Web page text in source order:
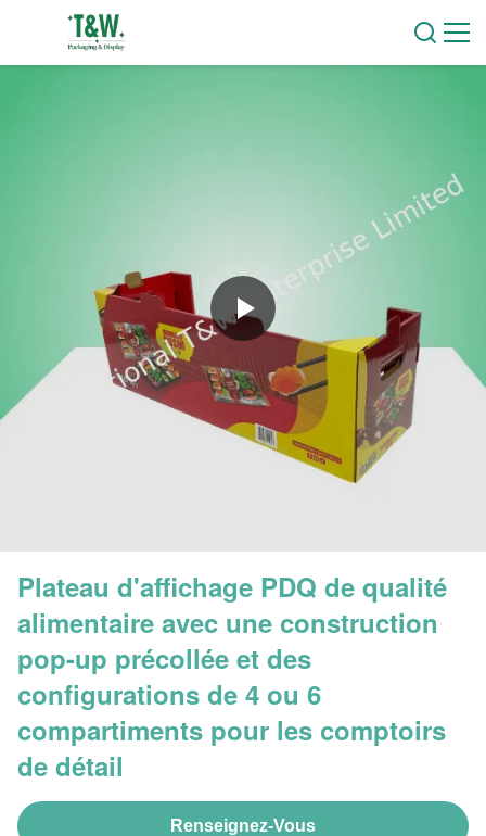
Plateau d'affichage PDQ de qualité
alimentaire avec une construction
pop-up précollée et des
configurations de 4 ou 6
compartiments pour les comptoirs
de détail
Renseignez-Vous